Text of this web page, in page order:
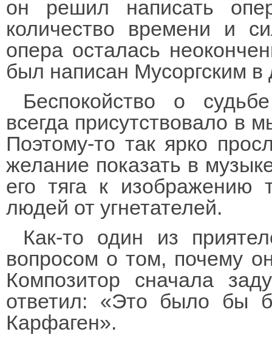
он решил написать
количество времени и
опера осталась
был написан Мусоргским в
Беспокойство о
всегда присутствовало в
Поэтому-то так ярко
желание показать в
его тяга к изображению
людей от угнетателей.
Как-то один из
вопросом о том, почему
Композитор сначала
ответил: «Это было бы
Карфаген».